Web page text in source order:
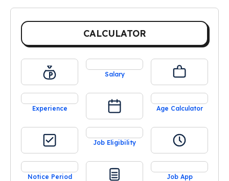
CALCULATOR
Salary
Experience Age Calculator
Job Eligibility
Notice Period Job App